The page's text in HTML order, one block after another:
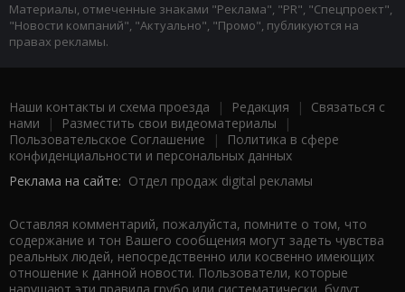
Материалы, отмеченные знаками "Реклама", "PR", "Спецпроект",
"Новости компаний", "Актуально", "Промо", публикуются на
правах рекламы.
Наши контакты и схема проезда | Редакция | Связаться с
нами | Разместить свои видеоматериалы |
Пользовательское Соглашение |
Политика в сфере
конфиденциальности и персональных данных
Реклама на сайте: Отдел продаж digital рекламы
Оставляя комментарий, пожалуйста, помните о том, что
содержание и тон Вашего сообщения могут задеть чувства
реальных людей, непосредственно или косвенно имеющих
отношение к данной новости. Пользователи, которые